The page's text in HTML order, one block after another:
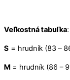
Veľkostná tabuľka:
S = hrudník (83 –
M = hrudník (86 –